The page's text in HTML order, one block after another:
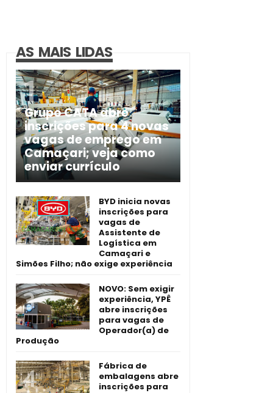
AS MAIS LIDAS
Grupo CATA abre
inscrições para 4 novas
vagas de emprego em
Camaçari; veja como
enviar currículo
BYD inicia novas
inscrições para
vagas de
Assistente de
Logística em
Camaçari e
Simões Filho; não exige experiência
NOVO: Sem exigir
experiência, YPÊ
abre inscrições
para vagas de
Operador(a) de
Produção
Fábrica de
embalagens abre
inscrições para